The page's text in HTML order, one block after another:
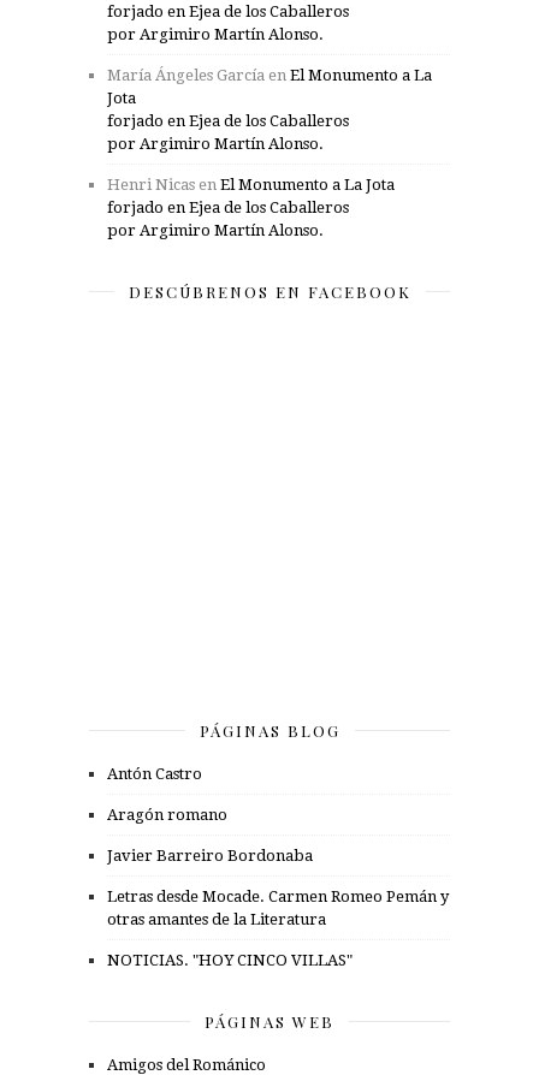
forjado en Ejea de los Caballeros
por Argimiro Martín Alonso.
María Ángeles García en El Monumento a La
Jota
forjado en Ejea de los Caballeros
por Argimiro Martín Alonso.
Henri Nicas en El Monumento a La Jota
forjado en Ejea de los Caballeros
por Argimiro Martín Alonso.
DESCÚBRENOS EN FACEBOOK
PÁGINAS BLOG
Antón Castro
Aragón romano
Javier Barreiro Bordonaba
Letras desde Mocade. Carmen Romeo Pemán y
otras amantes de la Literatura
NOTICIAS. "HOY CINCO VILLAS"
PÁGINAS WEB
Amigos del Románico